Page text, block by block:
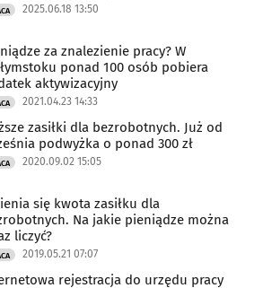
2025.06.18 13:50
za znalezienie pracy? W
ponad 100 osób pobiera
aktywizacyjny
2021.04.23 14:33
zasiłki dla bezrobotnych. Już od
podwyżka o ponad 300 zł
2020.09.02 15:05
się kwota zasiłku dla
Na jakie pieniądze można
liczyć?
2019.05.21 07:07
rejestracja do urzędu pracy